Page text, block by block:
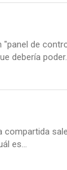
de
debería
es...